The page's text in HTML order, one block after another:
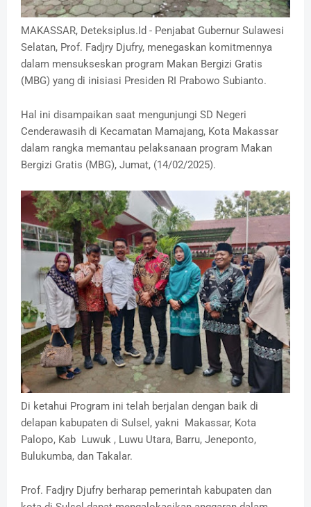
MAKASSAR, Deteksiplus.Id - Penjabat Gubernur Sulawesi
Selatan, Prof. Fadjry Djufry, menegaskan komitmennya
dalam mensukseskan program Makan Bergizi Gratis
(MBG) yang di inisiasi Presiden RI Prabowo Subianto.
Hal ini disampaikan saat mengunjungi SD Negeri
Cenderawasih di Kecamatan Mamajang, Kota Makassar
dalam rangka memantau pelaksanaan program Makan
Bergizi Gratis (MBG), Jumat, (14/02/2025).
Di ketahui Program ini telah berjalan dengan baik di
delapan kabupaten di Sulsel, yakni Makassar, Kota
Palopo, Kab Luwuk , Luwu Utara, Barru, Jeneponto,
Bulukumba, dan Takalar.
Prof. Fadjry Djufry berharap pemerintah kabupaten dan